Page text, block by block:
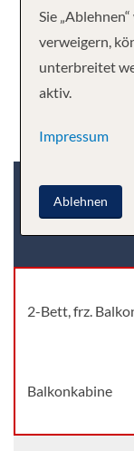
Kabinenkategorie
2-Bett, frz.
Balkonkabine
Sie
verweigern,
unterbreitet
aktiv.
Impressum
Ablehnen